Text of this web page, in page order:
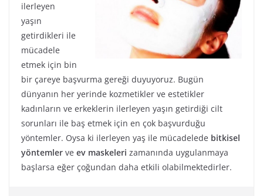
ilerleyen
yaşın
getirdikleri ile
mücadele
etmek için bin
bir çareye başvurma gereği duyuyoruz. Bugün
dünyanın her yerinde kozmetikler ve estetikler
kadınların ve erkeklerin ilerleyen yaşın getirdiği cilt
sorunları ile baş etmek için en çok başvurduğu
yöntemler. Oysa ki ilerleyen yaş ile mücadelede bitkisel
yöntemler ve ev maskeleri zamanında uygulanmaya
başlarsa eğer çoğundan daha etkili olabilmektedirler.